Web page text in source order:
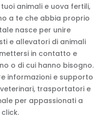
animali e uova fertili,
a te che abbia proprio
nasce per unire
e allevatori di animali
in contatto e
o di cui hanno bisogno.
informazioni e supporto
trasportatori e
per appassionati a